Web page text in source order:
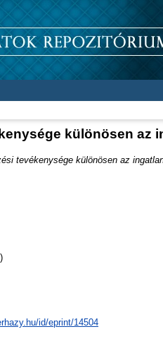
különösen
tevékenysége különösen az
id/eprint/14504